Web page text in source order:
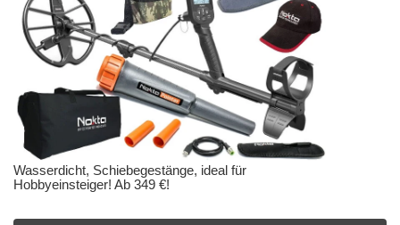
Wasserdicht, Schiebegestänge, ideal für
Hobbyeinsteiger! Ab 349 €!